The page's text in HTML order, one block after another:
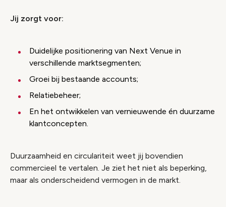
Jij zorgt voor:
Duidelijke positionering van Next Venue in
verschillende marktsegmenten;
Groei bij bestaande accounts;
Relatiebeheer;
En het ontwikkelen van vernieuwende én duurzame
klantconcepten.
Duurzaamheid en circulariteit weet jij bovendien
commercieel te vertalen. Je ziet het niet als beperking,
maar als onderscheidend vermogen in de markt.